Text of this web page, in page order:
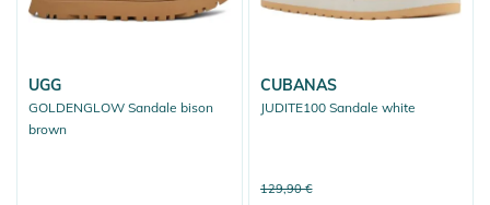
UGG
GOLDENGLOW Sandale bison
brown
CUBANAS
JUDITE100 Sandale white
129,90 €